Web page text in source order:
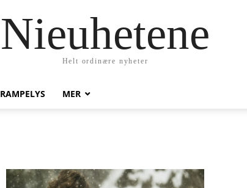
Nieuhetene
Helt ordinære nyheter
RAMPELYS MER